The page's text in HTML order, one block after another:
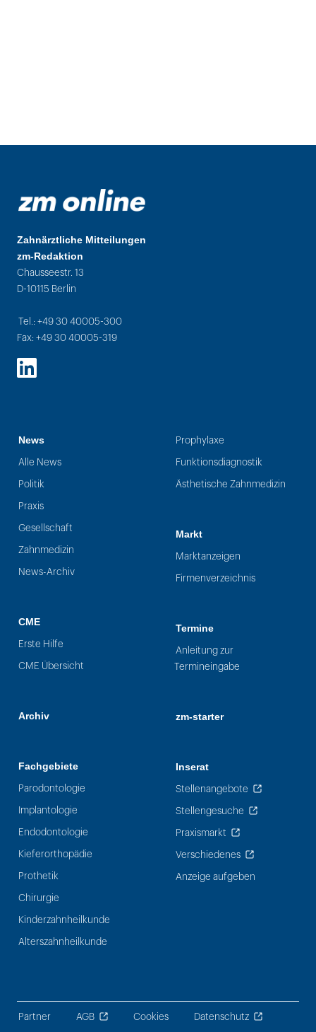
Zahnärztliche Mitteilungen
zm-Redaktion
Chausseestr. 13
D-10115 Berlin
Tel.: +49 30 40005-300
Fax: +49 30 40005-319
LinkedIn
News
Alle News
Politik
Praxis
Gesellschaft
Zahnmedizin
News-Archiv
CME
Erste Hilfe
CME Übersicht
Archiv
Fachgebiete
Parodontologie
Implantologie
Endodontologie
Kieferorthopädie
Prothetik
Chirurgie
Kinderzahnheilkunde
Alterszahnheilkunde
Prophylaxe
Funktionsdiagnostik
Ästhetische Zahnmedizin
Markt
Marktanzeigen
Firmenverzeichnis
Termine
Anleitung zur
Termineingabe
zm-starter
Inserat
Stellenangebote
Stellengesuche
Praxismarkt
Verschiedenes
Anzeige aufgeben
Partner AGB Cookies Datenschutz